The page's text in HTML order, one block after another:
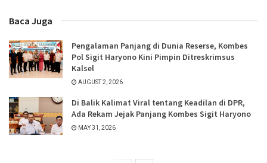
Baca Juga
Pengalaman Panjang di Dunia Reserse, Kombes
Pol Sigit Haryono Kini Pimpin Ditreskrimsus
Kalsel
AUGUST 2, 2026
Di Balik Kalimat Viral tentang Keadilan di DPR,
Ada Rekam Jejak Panjang Kombes Sigit Haryono
MAY 31, 2026